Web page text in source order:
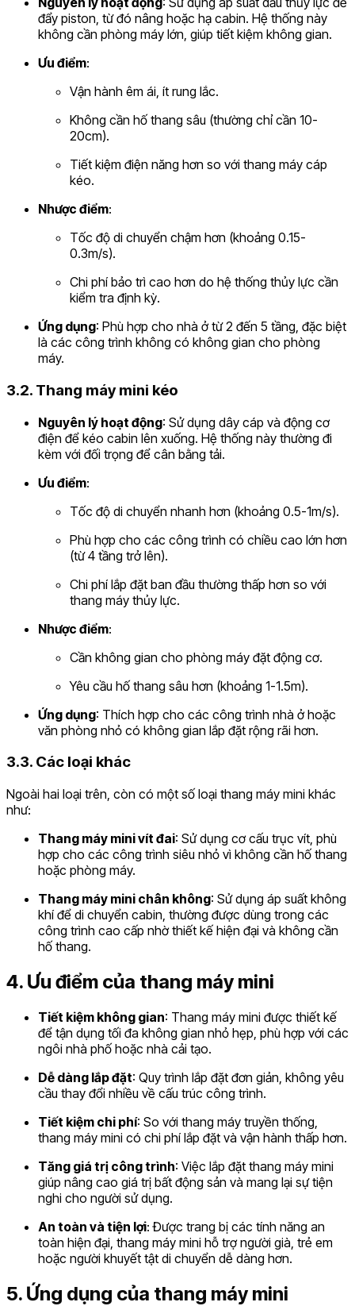
đẩy piston, từ đó nâng hoặc hạ cabin. Hệ thống này
không cần phòng máy lớn, giúp tiết kiệm không gian.
Ưu điểm:
Vận hành êm ái, ít rung lắc.
Không cần hố thang sâu (thường chỉ cần 10-
20cm).
Tiết kiệm điện năng hơn so với thang máy cáp
kéo.
Nhược điểm:
Tốc độ di chuyển chậm hơn (khoảng 0.15-
0.3m/s).
Chi phí bảo trì cao hơn do hệ thống thủy lực cần
kiểm tra định kỳ.
Ứng dụng: Phù hợp cho nhà ở từ 2 đến 5 tầng, đặc biệt
là các công trình không có không gian cho phòng
máy.
3.2. Thang máy mini kéo
Nguyên lý hoạt động: Sử dụng dây cáp và động cơ
điện để kéo cabin lên xuống. Hệ thống này thường đi
kèm với đối trọng để cân bằng tải.
Ưu điểm:
Tốc độ di chuyển nhanh hơn (khoảng 0.5-1m/s).
Phù hợp cho các công trình có chiều cao lớn hơn
(từ 4 tầng trở lên).
Chi phí lắp đặt ban đầu thường thấp hơn so với
thang máy thủy lực.
Nhược điểm:
Cần không gian cho phòng máy đặt động cơ.
Yêu cầu hố thang sâu hơn (khoảng 1-1.5m).
Ứng dụng: Thích hợp cho các công trình nhà ở hoặc
văn phòng nhỏ có không gian lắp đặt rộng rãi hơn.
3.3. Các loại khác
Ngoài hai loại trên, còn có một số loại thang máy mini khác
như:
Thang máy mini vít đai: Sử dụng cơ cấu trục vít, phù
hợp cho các công trình siêu nhỏ vì không cần hố thang
hoặc phòng máy.
Thang máy mini chân không: Sử dụng áp suất không
khí để di chuyển cabin, thường được dùng trong các
công trình cao cấp nhờ thiết kế hiện đại và không cần
hố thang.
4. Ưu điểm của thang máy mini
Tiết kiệm không gian: Thang máy mini được thiết kế
để tận dụng tối đa không gian nhỏ hẹp, phù hợp với các
ngôi nhà phố hoặc nhà cải tạo.
Dễ dàng lắp đặt: Quy trình lắp đặt đơn giản, không yêu
cầu thay đổi nhiều về cấu trúc công trình.
Tiết kiệm chi phí: So với thang máy truyền thống,
thang máy mini có chi phí lắp đặt và vận hành thấp hơn.
Tăng giá trị công trình: Việc lắp đặt thang máy mini
giúp nâng cao giá trị bất động sản và mang lại sự tiện
nghi cho người sử dụng.
An toàn và tiện lợi: Được trang bị các tính năng an
toàn hiện đại, thang máy mini hỗ trợ người già, trẻ em
hoặc người khuyết tật di chuyển dễ dàng hơn.
5. Ứng dụng của thang máy mini